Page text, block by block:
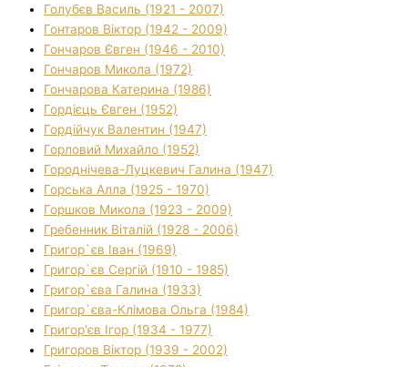
Голубєв Василь (1921 - 2007)
Гонтаров Віктор (1942 - 2009)
Гончаров Євген (1946 - 2010)
Гончаров Микола (1972)
Гончарова Катерина (1986)
Гордієць Євген (1952)
Гордійчук Валентин (1947)
Горловий Михайло (1952)
Городнічева-Луцкевич Галина (1947)
Горська Алла (1925 - 1970)
Горшков Микола (1923 - 2009)
Гребенник Віталій (1928 - 2006)
Григор`єв Іван (1969)
Григор`єв Сергій (1910 - 1985)
Григор`єва Галина (1933)
Григор`єва-Клімова Ольга (1984)
Григор'єв Ігор (1934 - 1977)
Григоров Віктор (1939 - 2002)